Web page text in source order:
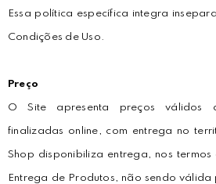
Essa política específica integra
Condições de Uso.
Preço
O Site apresenta preços válidos
finalizadas online, com entrega no
Shop disponibiliza entrega, nos
Entrega de Produtos, não sendo